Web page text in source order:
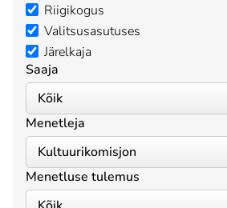
Riigikogus
Valitsusasutuses
Järelkaja
Saaja
Menetleja
Menetluse tulemus